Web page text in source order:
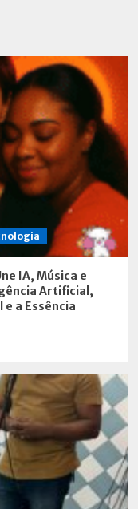
IA, Música e
Artificial,
a Essência